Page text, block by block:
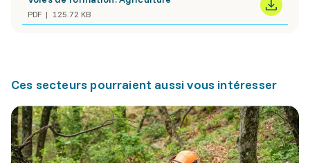
PDF 125.72 KB
Ces secteurs pourraient aussi vous intéresser